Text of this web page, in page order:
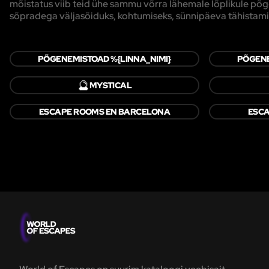
mõistatus viib teid ühe sammu võrra lähemale lõplikule
sõpradega väljasõiduks, kohtumiseks, sünnipäeva
PÕGENEMISTOAD %{LINNA_NIMI}
🔮MYSTICAL
ESCAPE ROOMS EN BARCELONA